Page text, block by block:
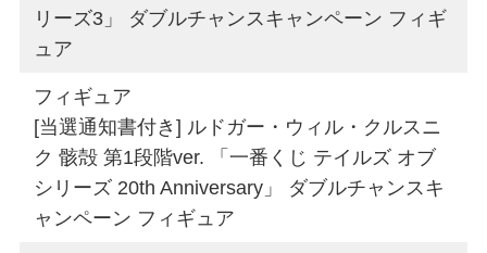
リーズ3」 ダブルチャンスキャンペーン フィギ
ュア
フィギュア
[当選通知書付き] ルドガー・ウィル・クルスニ
ク 骸殻 第1段階ver. 「一番くじ テイルズ オブ
シリーズ 20th Anniversary」 ダブルチャンスキ
ャンペーン フィギュア